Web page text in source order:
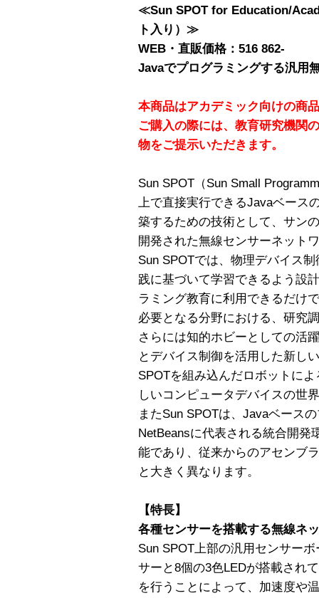
≪Sun SPOT for Education/
ト入り）≫
WEB・直販価格：516 862-
Javaでプログラミングする汎用
本商品はアカデミック向けの商
ご購入の際には、教育研究機関
物をご提示いただきます。
Sun SPOT（Sun Small
上で直接実行できるJavaベース
築するための技術として、サン
開発された無線センサーネット
Sun SPOTでは、物理デバイス
践に基づいて学習できるよう設
ラミング教育に利用できるだけ
必要となる分野における、研究
さらには知的ホビーとしての活
とデバイス制御を活用した新し
SPOTを組み込んだロボットに
しいコンピュータデバイスの世
またSun SPOTは、Javaベース
NetBeansに代表される統合開発
能であり、従来からのアセンブ
と大きく異なります。
【特長】
各種センサーを搭載する無線ネ
Sun SPOT上部の汎用センサー
サーと8個の3色LEDが搭載され
を行うことによって、加速度や